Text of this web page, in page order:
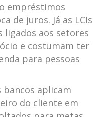
empréstimos
de juros. Já as LCIs
ligados aos setores
e costumam ter
para pessoas
bancos aplicam
do cliente em